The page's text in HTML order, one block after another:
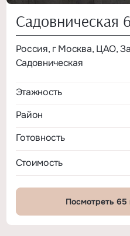
Садовническая
Россия, г Москва, ЦАО,
Садовническая
Этажность
Район
Готовность
Стоимость
Посмотреть